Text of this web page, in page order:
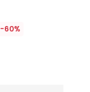
-60%